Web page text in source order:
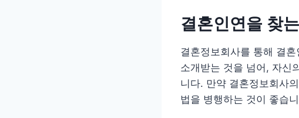
결혼인연을 찾
결혼정보회사를 통해 결
소개받는 것을 넘어, 자신
니다. 만약 결혼정보회사
법을 병행하는 것이 좋습